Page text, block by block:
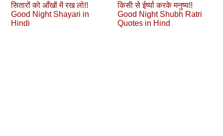
सितारों को आँखों में रख लो!!
Good Night Shayari in
Hindi
किसी से ईर्ष्या करके मनुष्य!!
Good Night Shubh Ratri
Quotes in Hind